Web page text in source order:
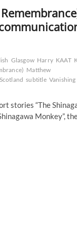
Glasgow Harry KAAT
Matthew
Scotland subtitle Vanishing
stories “The
Monkey”,